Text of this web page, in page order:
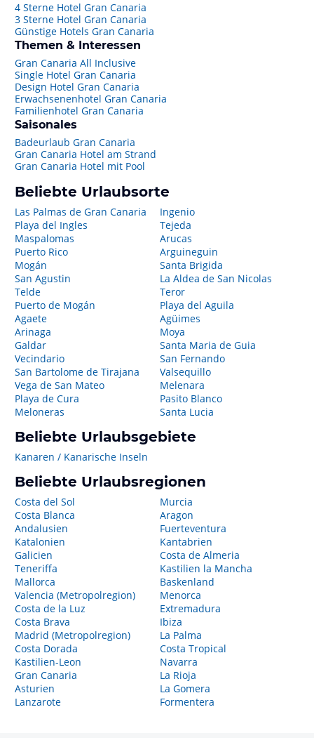
4 Sterne Hotel Gran Canaria
3 Sterne Hotel Gran Canaria
Günstige Hotels Gran Canaria
Themen & Interessen
Gran Canaria All Inclusive
Single Hotel Gran Canaria
Design Hotel Gran Canaria
Erwachsenenhotel Gran Canaria
Familienhotel Gran Canaria
Saisonales
Badeurlaub Gran Canaria
Gran Canaria Hotel am Strand
Gran Canaria Hotel mit Pool
Beliebte Urlaubsorte
Las Palmas de Gran Canaria
Playa del Ingles
Maspalomas
Puerto Rico
Mogán
San Agustin
Telde
Puerto de Mogán
Agaete
Arinaga
Galdar
Vecindario
San Bartolome de Tirajana
Vega de San Mateo
Playa de Cura
Meloneras
Ingenio
Tejeda
Arucas
Arguineguin
Santa Brigida
La Aldea de San Nicolas
Teror
Playa del Aguila
Agüimes
Moya
Santa Maria de Guia
San Fernando
Valsequillo
Melenara
Pasito Blanco
Santa Lucia
Beliebte Urlaubsgebiete
Kanaren / Kanarische Inseln
Beliebte Urlaubsregionen
Costa del Sol
Costa Blanca
Andalusien
Katalonien
Galicien
Teneriffa
Mallorca
Valencia (Metropolregion)
Costa de la Luz
Costa Brava
Madrid (Metropolregion)
Costa Dorada
Kastilien-Leon
Gran Canaria
Asturien
Lanzarote
Murcia
Aragon
Fuerteventura
Kantabrien
Costa de Almeria
Kastilien la Mancha
Baskenland
Menorca
Extremadura
Ibiza
La Palma
Costa Tropical
Navarra
La Rioja
La Gomera
Formentera